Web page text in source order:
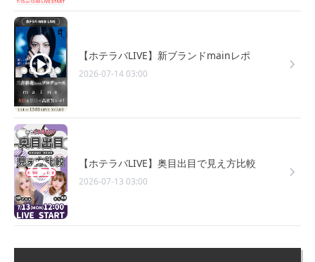
【ホテラバLIVE】新ブランドmainレポ
2026-07-14 03:00
【ホテラバLIVE】奥目出目で見え方比較
2026-07-13 03:00